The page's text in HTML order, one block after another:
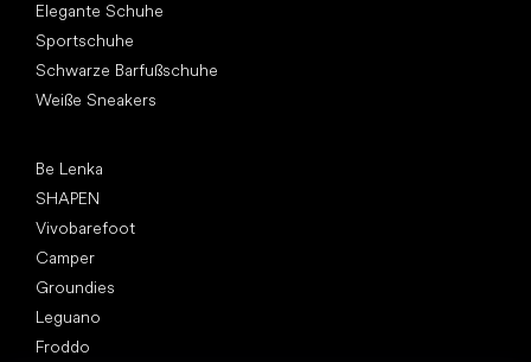
Elegante Schuhe
Sportschuhe
Schwarze Barfußschuhe
Weiße Sneakers
Be Lenka
SHAPEN
Vivobarefoot
Camper
Groundies
Leguano
Froddo